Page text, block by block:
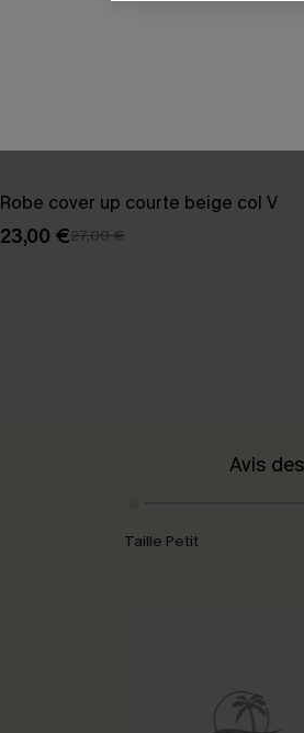
Robe cover up courte beige col V
23,00 €27,00 €
Avis
Taille Petit